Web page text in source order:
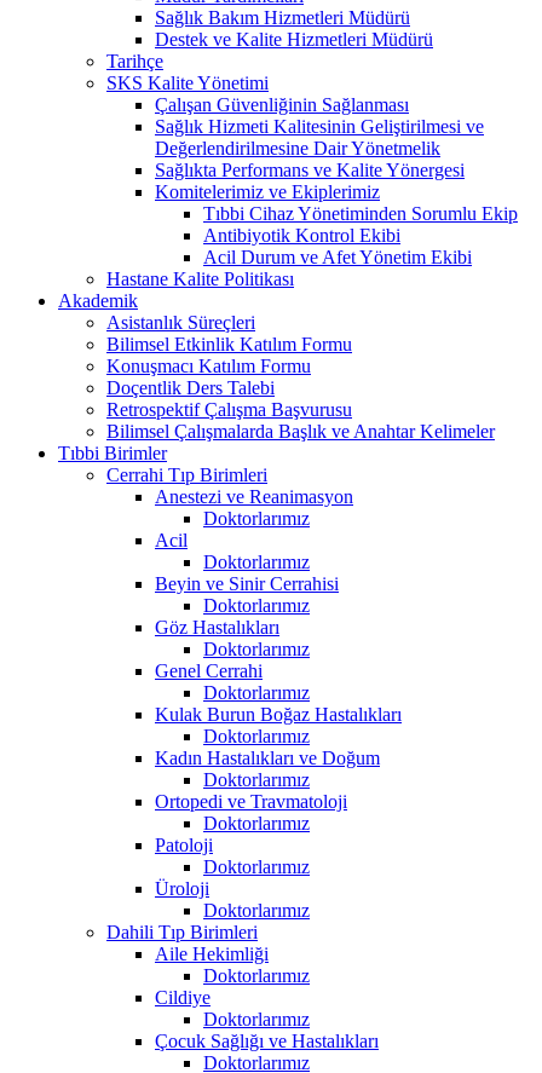
Sağlık Bakım Hizmetleri Müdürü
Destek ve Kalite Hizmetleri Müdürü
Tarihçe
SKS Kalite Yönetimi
Çalışan Güvenliğinin Sağlanması
Sağlık Hizmeti Kalitesinin Geliştirilmesi ve
Değerlendirilmesine Dair Yönetmelik
Sağlıkta Performans ve Kalite Yönergesi
Komitelerimiz ve Ekiplerimiz
Tıbbi Cihaz Yönetiminden Sorumlu Ekip
Antibiyotik Kontrol Ekibi
Acil Durum ve Afet Yönetim Ekibi
Hastane Kalite Politikası
Akademik
Asistanlık Süreçleri
Bilimsel Etkinlik Katılım Formu
Konuşmacı Katılım Formu
Doçentlik Ders Talebi
Retrospektif Çalışma Başvurusu
Bilimsel Çalışmalarda Başlık ve Anahtar Kelimeler
Tıbbi Birimler
Cerrahi Tıp Birimleri
Anestezi ve Reanimasyon
Doktorlarımız
Acil
Doktorlarımız
Beyin ve Sinir Cerrahisi
Doktorlarımız
Göz Hastalıkları
Doktorlarımız
Genel Cerrahi
Doktorlarımız
Kulak Burun Boğaz Hastalıkları
Doktorlarımız
Kadın Hastalıkları ve Doğum
Doktorlarımız
Ortopedi ve Travmatoloji
Doktorlarımız
Patoloji
Doktorlarımız
Üroloji
Doktorlarımız
Dahili Tıp Birimleri
Aile Hekimliği
Doktorlarımız
Cildiye
Doktorlarımız
Çocuk Sağlığı ve Hastalıkları
Doktorlarımız